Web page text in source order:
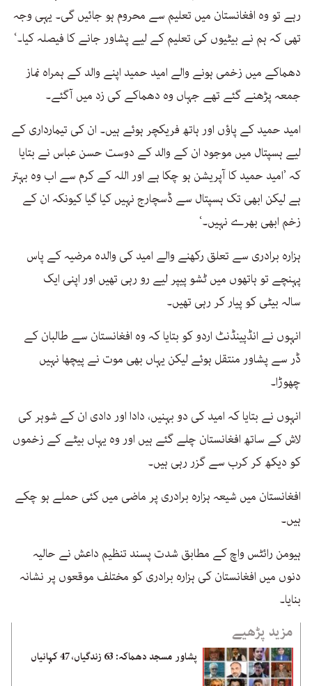
رہے تو وہ افغانستان میں تعلیم سے محروم ہو جائیں گی۔ یہی وجہ
تھی کہ ہم نے بیٹیوں کی تعلیم کے لیے پشاور جانے کا فیصلہ کیا۔‘
دھماکے میں زخمی ہونے والے امید حمید اپنے والد کے ہمراہ نماز
جمعہ پڑھنے گئے تھے جہاں وہ دھماکے کی زد میں آگئے۔
امید حمید کے پاؤں اور ہاتھ فریکچر ہوئے ہیں۔ ان کی تیمارداری کے
لیے ہسپتال میں موجود ان کے والد کے دوست حسن عباس نے بتایا
کہ ’امید حمید کا آپریشن ہو چکا ہے اور اللہ کے کرم سے اب وہ بہتر
ہے لیکن ابھی تک ہسپتال سے ڈسچارج نہیں کیا گیا کیونکہ ان کے
زخم ابھی بھرے نہیں۔‘
ہزارہ برادری سے تعلق رکھنے والے امید کی والدہ مرضیہ کے پاس
پہنچے تو ہاتھوں میں ٹشو پیپر لیے رو رہی تھیں اور اپنی ایک
سالہ بیٹی کو پیار کر رہی تھیں۔
انہوں نے انڈپینڈنٹ اردو کو بتایا کہ وہ افغانستان سے طالبان کے
ڈر سے پشاور منتقل ہوئے لیکن یہاں بھی موت نے پیچھا نہیں
چھوڑا۔
انہوں نے بتایا کہ امید کی دو بہنیں، دادا اور دادی ان کے شوہر کی
لاش کے ساتھ افغانستان چلے گئے ہیں اور وہ یہاں بیٹے کے زخموں
کو دیکھ کر کرب سے گزر رہی ہیں۔
افغانستان میں شیعہ ہزارہ برادری پر ماضی میں کئی حملے ہو چکے
ہیں۔
ہیومن رائٹس واچ کے مطابق شدت پسند تنظیم داعش نے حالیہ
دنوں میں افغانستان کی ہزارہ برادری کو مختلف موقعوں پر نشانہ
بنایا۔
مزید پڑھیے
پشاور مسجد دھماکہ: 63 زندگیاں، 47 کہانیاں